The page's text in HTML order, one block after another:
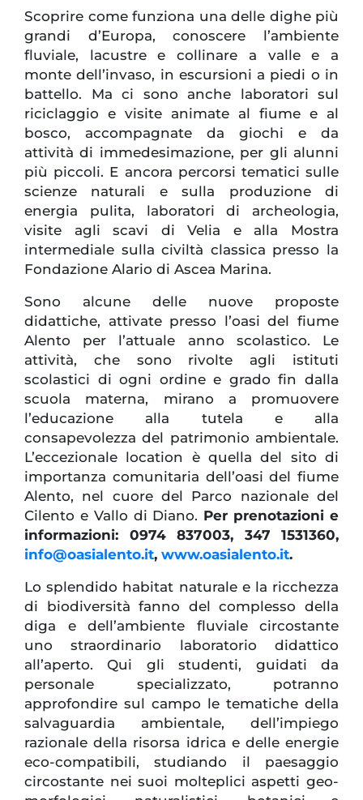
Scoprire come funziona una delle dighe più
grandi d’Europa, conoscere l’ambiente
fluviale, lacustre e collinare a valle e a
monte dell’invaso, in escursioni a piedi o in
battello. Ma ci sono anche laboratori sul
riciclaggio e visite animate al fiume e al
bosco, accompagnate da giochi e da
attività di immedesimazione, per gli alunni
più piccoli. E ancora percorsi tematici sulle
scienze naturali e sulla produzione di
energia pulita, laboratori di archeologia,
visite agli scavi di Velia e alla Mostra
intermediale sulla civiltà classica presso la
Fondazione Alario di Ascea Marina.
Sono alcune delle nuove proposte
didattiche, attivate presso l’oasi del fiume
Alento per l’attuale anno scolastico. Le
attività, che sono rivolte agli istituti
scolastici di ogni ordine e grado fin dalla
scuola materna, mirano a promuovere
l’educazione alla tutela e alla
consapevolezza del patrimonio ambientale.
L’eccezionale location è quella del sito di
importanza comunitaria dell’oasi del fiume
Alento, nel cuore del Parco nazionale del
Cilento e Vallo di Diano. Per prenotazioni e
informazioni: 0974 837003, 347 1531360,
info@oasialento.it, www.oasialento.it.
Lo splendido habitat naturale e la ricchezza
di biodiversità fanno del complesso della
diga e dell’ambiente fluviale circostante
uno straordinario laboratorio didattico
all’aperto. Qui gli studenti, guidati da
personale specializzato, potranno
approfondire sul campo le tematiche della
salvaguardia ambientale, dell’impiego
razionale della risorsa idrica e delle energie
eco-compatibili, studiando il paesaggio
circostante nei suoi molteplici aspetti geo-